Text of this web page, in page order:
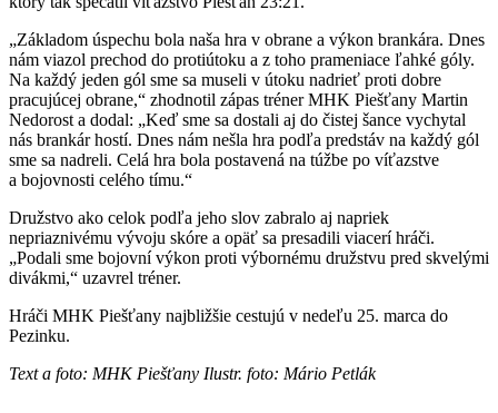
„Základom úspechu bola naša hra v obrane a výkon brankára. Dnes
nám viazol prechod do protiútoku a z toho prameniace ľahké góly.
Na každý jeden gól sme sa museli v útoku nadrieť proti dobre
pracujúcej obrane,“ zhodnotil zápas tréner MHK Piešťany Martin
Nedorost a dodal: „Keď sme sa dostali aj do čistej šance vychytal
nás brankár hostí. Dnes nám nešla hra podľa predstáv na každý gól
sme sa nadreli. Celá hra bola postavená na túžbe po víťazstve
a bojovnosti celého tímu.“
Družstvo ako celok podľa jeho slov zabralo aj napriek
nepriaznivému vývoju skóre a opäť sa presadili viacerí hráči.
„Podali sme bojovní výkon proti výbornému družstvu pred skvelými
divákmi,“ uzavrel tréner.
Hráči MHK Piešťany najbližšie cestujú v nedeľu 25. marca do
Pezinku.
Text a foto: MHK Piešťany Ilustr. foto: Mário Petlák